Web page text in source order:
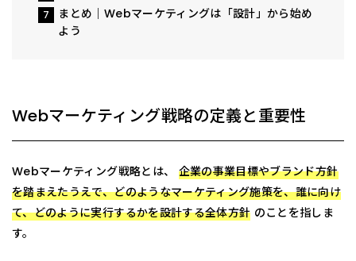
7
まとめ｜Webマーケティングは「設計」から始め
よう
Webマーケティング戦略の定義と重要性
Webマーケティング戦略とは、 企業の事業目標やブランド方針
を踏まえたうえで、どのようなマーケティング施策を、誰に向け
て、どのように実行するかを設計する全体方針 のことを指しま
す。